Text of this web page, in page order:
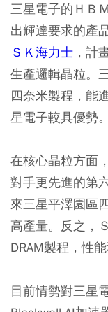
三星電子的ＨＢ
出輝達要求的產
ＳＫ海力士 ，計
生產邏輯晶粒。
四奈米製程，能
星電子較具優勢。
在核心晶粒方面
對手更先進的第
來三星平澤園區
高產量。反之，
DRAM製程，性
目前情勢對三星